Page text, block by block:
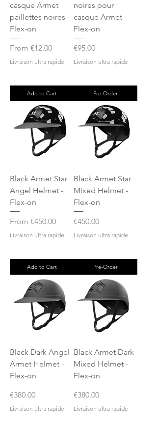
casque Armet
paillettes noires -
Flex-on
From €12.00
Sale Price
Livraison ultra rapide
Add to Cart
noires pour
casque Armet -
Flex-on
Price
€95.00
Livraison ultra rapide
Pre-Order
Black Armet Star
Angel Helmet -
Flex-on
From €450.00
Sale Price
Livraison ultra rapide
Add to Cart
Black Armet Star
Mixed Helmet -
Flex-on
Price
€450.00
Livraison ultra rapide
Pre-Order
Black Dark Angel
Armet Helmet -
Flex-on
Price
€380.00
Livraison ultra rapide
Black Armet Dark
Mixed Helmet -
Flex-on
Price
€380.00
Livraison ultra rapide